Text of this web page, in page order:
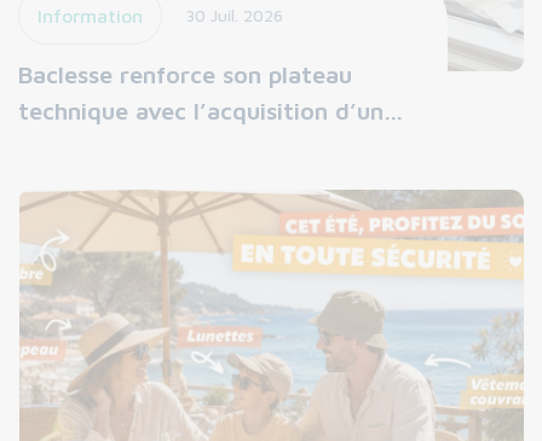
Information 30 Juil. 2026
Baclesse renforce son plateau
technique avec l’acquisition d’un…